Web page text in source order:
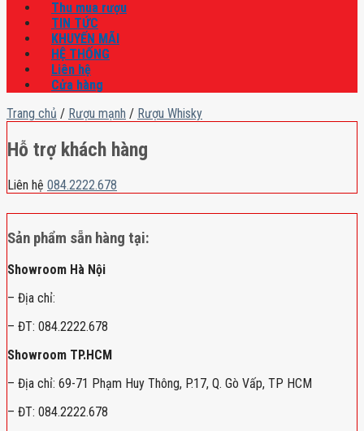
Thu mua rượu
TIN TỨC
KHUYẾN MÃI
HỆ THỐNG
Liên hệ
Cửa hàng
Trang chủ / Rượu mạnh / Rượu Whisky
Hỗ trợ khách hàng
Liên hệ 084.2222.678
Sản phẩm sẵn hàng tại:
Showroom Hà Nội
– Địa chỉ:
– ĐT: 084.2222.678
Showroom TP.HCM
– Địa chỉ: 69-71 Phạm Huy Thông, P.17, Q. Gò Vấp, TP HCM
– ĐT: 084.2222.678